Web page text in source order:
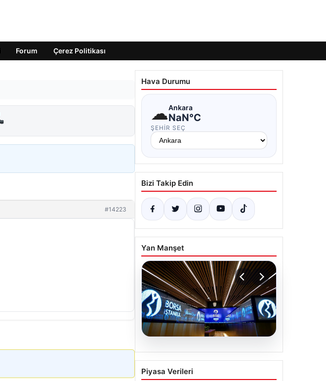
Forum Çerez Politikası
#14223
Hava Durumu
☁Ankara
NaN°C
ŞEHIR SEÇ
Bizi Takip Edin
Yan Manşet
Yatırım araçlarının haftalık
performansı nasıl oldu?
Piyasa Verileri